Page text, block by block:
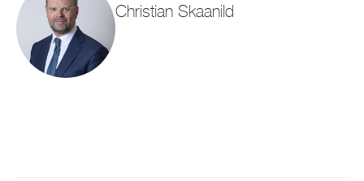
Christian Skaanild